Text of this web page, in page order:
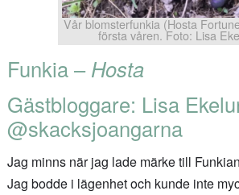
Vår blomsterfunkia (Hosta
första våren. Foto: Lisa
Funkia –Hosta
Gästbloggare: Lisa
@skacksjoangarna
Jag minns när jag lade märke till
Jag bodde i lägenhet och kunde inte